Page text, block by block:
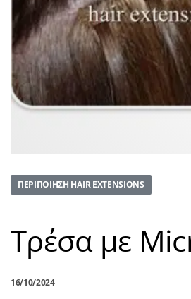
ΠΕΡΙΠΟΊΗΣΗ HAIR EXTENSIONS
Tρέσα με
16/10/2024